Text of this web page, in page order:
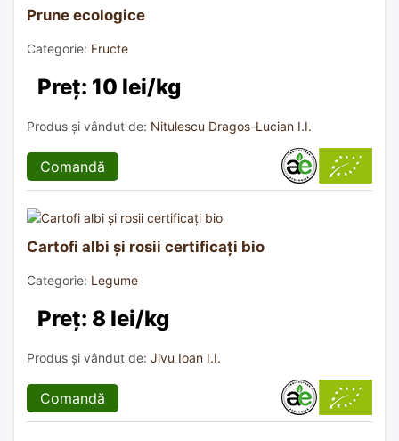
Prune ecologice
Categorie: Fructe
Preț: 10 lei/kg
Produs și vândut de: Nitulescu Dragos-Lucian I.I.
Comandă
Cartofi albi și rosii certificați bio
Categorie: Legume
Preț: 8 lei/kg
Produs și vândut de: Jivu Ioan I.I.
Comandă